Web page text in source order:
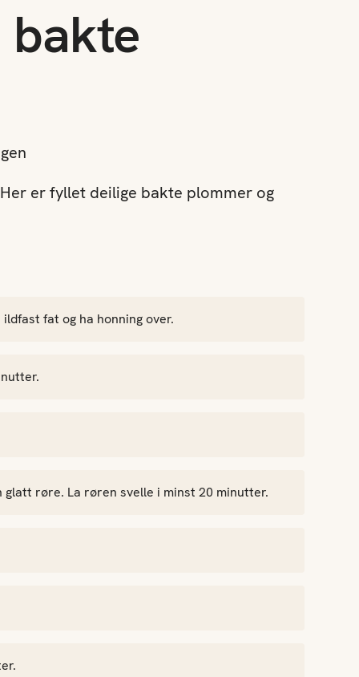
bakte
er fyllet deilige bakte plommer og
fat og ha honning over.
røre. La røren svelle i minst 20 minutter.